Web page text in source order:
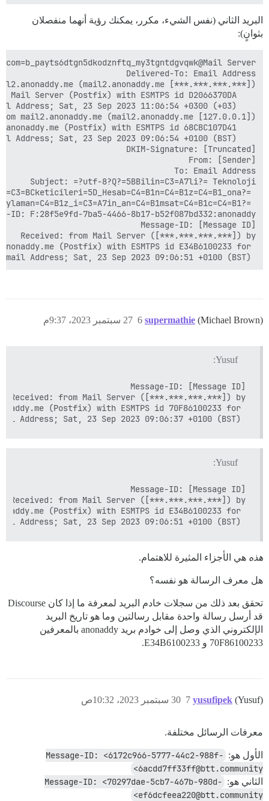
البريد الثاني (نفس الشيء، مكرر، يمكنك رؤية أنهما منفصلان
بثوانٍ):
supermathie (Michael Brown) 27 سبتمبر 2023، 9:37م 6
Yusuf:
Yusuf:
هذه هي الأجزاء المثيرة للاهتمام.
هل معرف الرسالة هو نفسه؟
تحقق بعد ذلك من سجلات خادم البريد لمعرفة ما إذا كان Discourse
قد أرسل رسالة واحدة مقابل رسالتين وما هو تاريخ البريد
الإلكتروني الذي وصل إلى خوادم بريد anonaddy بالمعرفين
70F86100233 و E34B6100233.
yusufipek (Yusuf) 30 سبتمبر 2023، 10:32ص 7
معرفات الرسائل مختلفة.
الأول هو: Message-ID: <6172c966-5777-44c2-988f-
6acdd7ff33ff@btt.community>
الثاني هو: Message-ID: <70297dae-5cb7-467b-980d-
ef6dcfeea220@btt.community>